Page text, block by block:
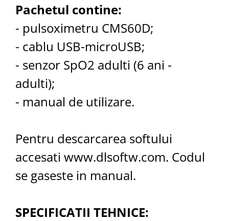
Pachetul contine:
- pulsoximetru CMS60D;
- cablu USB-microUSB;
- senzor SpO2 adulti (6 ani -
adulti);
- manual de utilizare.
Pentru descarcarea softului
accesati www.dlsoftw.com. Codul
se gaseste in manual.
SPECIFICATII TEHNICE: